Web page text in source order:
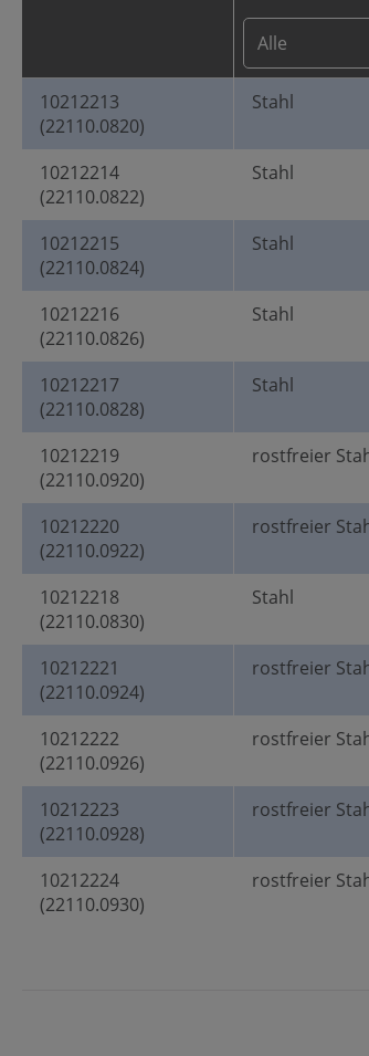
10212213
(22110.0820)
Stahl
10212214
(22110.0822)
Stahl
10212215
(22110.0824)
Stahl
10212216
(22110.0826)
Stahl
10212217
(22110.0828)
Stahl
10212219
(22110.0920)
rostfreier
10212220
(22110.0922)
rostfreier
10212218
(22110.0830)
Stahl
10212221
(22110.0924)
rostfreier
10212222
(22110.0926)
rostfreier
10212223
(22110.0928)
rostfreier
10212224
(22110.0930)
rostfreier